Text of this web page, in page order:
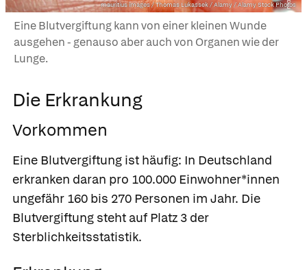
mauritius images / Thomas Lukassek / Alamy / Alamy Stock Photos
Eine Blutvergiftung kann von einer kleinen Wunde
ausgehen - genauso aber auch von Organen wie der
Lunge.
Die Erkrankung
Vorkommen
Eine Blutvergiftung ist häufig: In Deutschland
erkranken daran pro 100.000 Einwohner*innen
ungefähr 160 bis 270 Personen im Jahr. Die
Blutvergiftung steht auf Platz 3 der
Sterblichkeitsstatistik.